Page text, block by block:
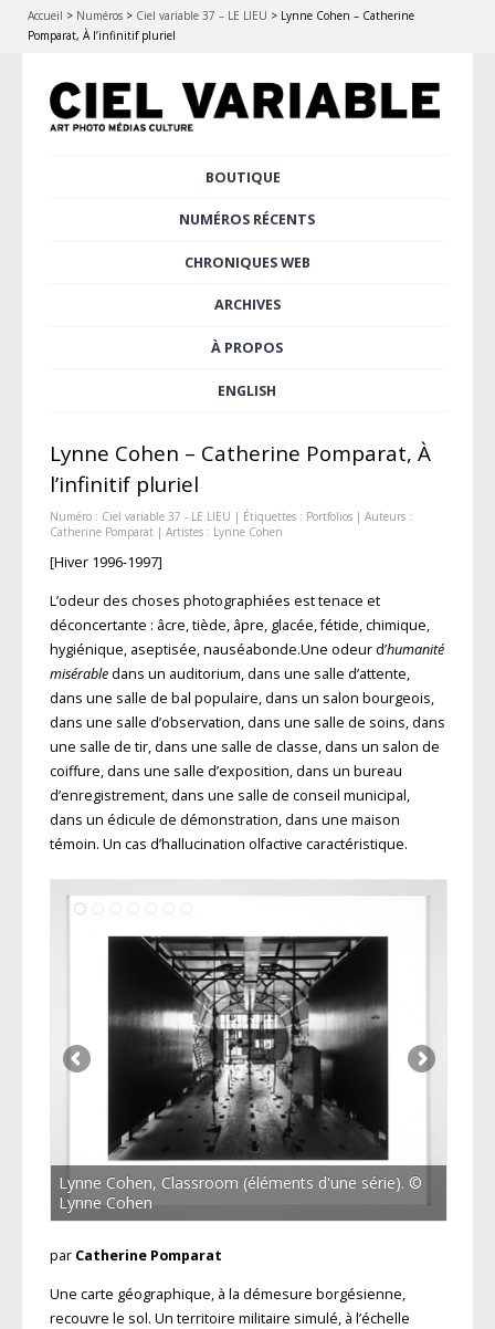
Accueil > Numéros > Ciel variable 37 – LE LIEU > Lynne Cohen – Catherine
Pomparat, À l’infinitif pluriel
BOUTIQUE
NUMÉROS RÉCENTS
CHRONIQUES WEB
ARCHIVES
À PROPOS
ENGLISH
Lynne Cohen – Catherine Pomparat, À
l’infinitif pluriel
Numéro : Ciel variable 37 - LE LIEU | Étiquettes : Portfolios| Auteurs :
Catherine Pomparat| Artistes : Lynne Cohen
[Hiver 1996-1997]
L’odeur des choses photographiées est tenace et
déconcertante : âcre, tiède, âpre, glacée, fétide, chimique,
hygiénique, aseptisée, nauséabonde.Une odeur d’humanité
misérabledans un auditorium, dans une salle d’attente,
dans une salle de bal populaire, dans un salon bourgeois,
dans une salle d’observation, dans une salle de soins, dans
une salle de tir, dans une salle de classe, dans un salon de
coiffure, dans une salle d’exposition, dans un bureau
d’enregistrement, dans une salle de conseil municipal,
dans un édicule de démonstration, dans une maison
témoin. Un cas d’hallucination olfactive caractéristique.
Lynne Cohen, Classroom (éléments d'une série). ©
Lynne Cohen
par Catherine Pomparat
Une carte géographique, à la démesure borgésienne,
recouvre le sol. Un territoire militaire simulé, à l’échelle